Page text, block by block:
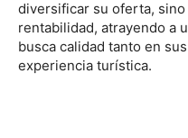
diversificar su oferta,
rentabilidad, atrayendo a
busca calidad tanto en
experiencia turística.